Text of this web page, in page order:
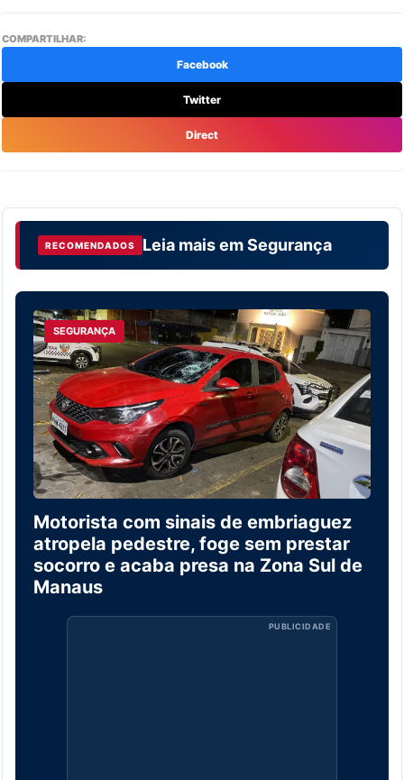
COMPARTILHAR:
Facebook
Twitter
Direct
RECOMENDADOS Leia mais emSegurança
SEGURANÇA
Motorista com sinais de embriaguez
atropela pedestre, foge sem prestar
socorro e acaba presa na Zona Sul de
Manaus
PUBLICIDADE